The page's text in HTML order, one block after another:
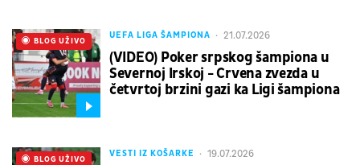
UEFA LIGA ŠAMPIONA 21.07.2026
(VIDEO) Poker srpskog šampiona u
Severnoj Irskoj - Crvena zvezda u
četvrtoj brzini gazi ka Ligi šampiona
UŽIVO
BLOG UŽIVO
VESTI IZ KOŠARKE 19.07.2026
UŽIVO
BLOG UŽIVO